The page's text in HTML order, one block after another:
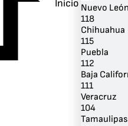
Inicio Nuevo
118
Chihuahua
115
Puebla
112
Baja
111
Veracruz
104
Tamaulipas